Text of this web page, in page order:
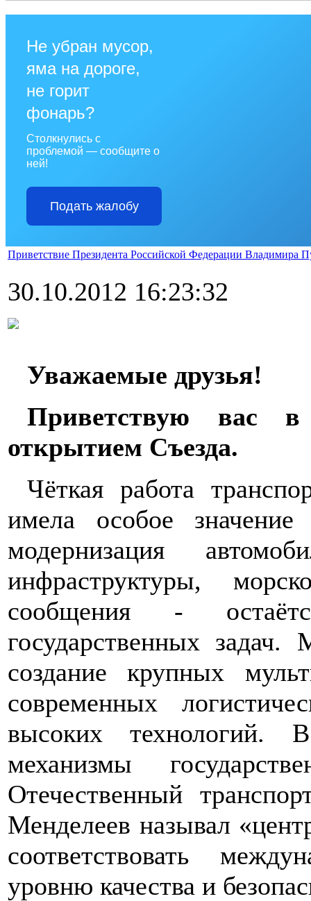
Не убран мусор,
яма на дороге,
не горит
фонарь?
Столкнулись с
проблемой — сообщите о
ней!
Подать жалобу
Приветствие Президента Российской Федерации Владимира
30.10.2012 16:23:32
Уважаемые друзья!
Приветствую вас
открытием Съезда.
Чёткая работа
имела особое
модернизация
инфраструктуры,
сообщения -
государственных
создание крупных
современных
высоких технологий.
механизмы
Отечественный
Менделеев называл
соответствовать
уровню качества и